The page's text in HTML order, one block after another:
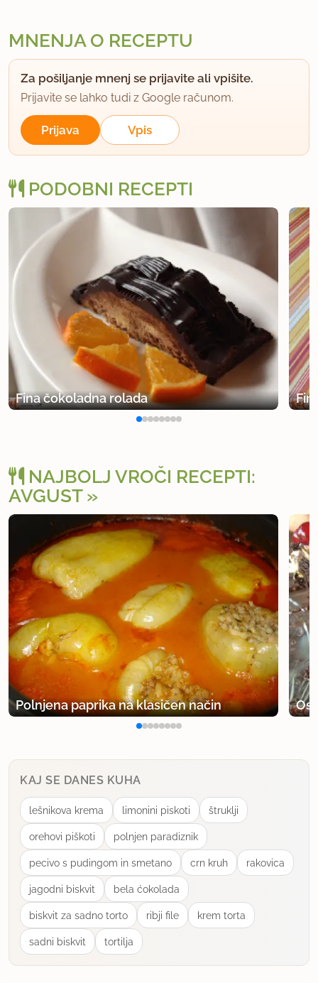
MNENJA O RECEPTU
Za pošiljanje mnenj se prijavite ali vpišite.
Prijavite se lahko tudi z Google računom.
Prijava Vpis
PODOBNI RECEPTI
Fina čokoladna rolada
NAJBOLJ VROČI RECEPTI:
AVGUST
Polnjena paprika na klasičen način
KAJ SE DANES KUHA
lešnikova krema limonini piskoti štruklji
orehovi piškoti polnjen paradiznik
pecivo s pudingom in smetano crn kruh rakovica
jagodni biskvit bela ćokolada
biskvit za sadno torto ribji file krem torta
sadni biskvit tortilja